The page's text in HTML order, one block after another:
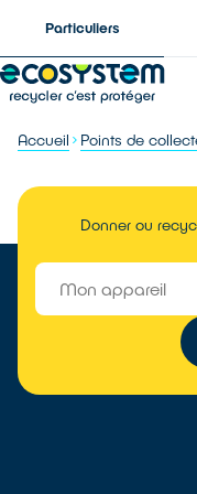
Particuliers
Accueil Points de
Donner ou